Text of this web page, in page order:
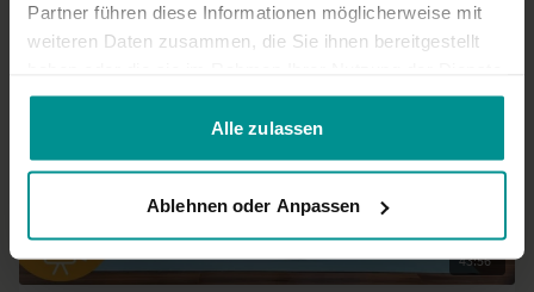
Partner führen diese Informationen möglicherweise mit
weiteren Daten zusammen, die Sie ihnen bereitgestellt
gesammelt haben.
Alle zulassen
Ablehnen oder Anpassen
43:56